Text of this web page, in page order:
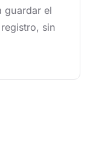
guardar el
sin